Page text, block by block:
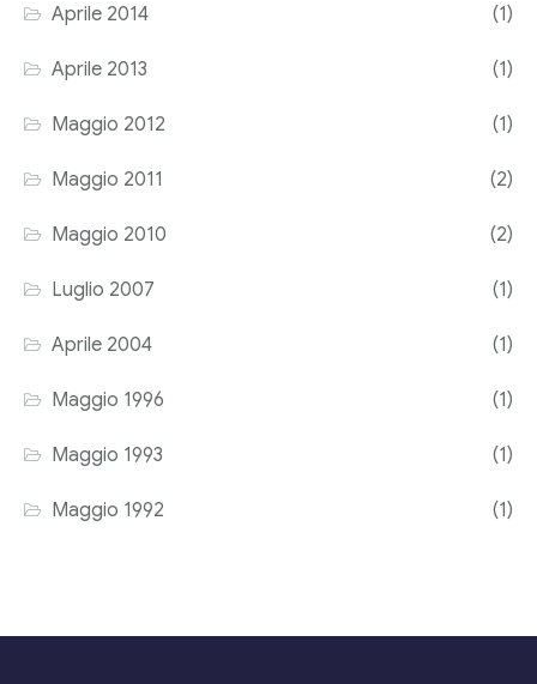
Aprile 2014 (1)
Aprile 2013 (1)
Maggio 2012 (1)
Maggio 2011 (2)
Maggio 2010 (2)
Luglio 2007 (1)
Aprile 2004 (1)
Maggio 1996 (1)
Maggio 1993 (1)
Maggio 1992 (1)